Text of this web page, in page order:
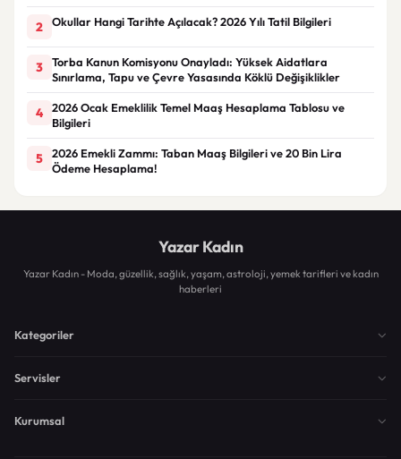
2 Okullar Hangi Tarihte Açılacak? 2026 Yılı Tatil Bilgileri
3
Torba Kanun Komisyonu Onayladı: Yüksek Aidatlara
Sınırlama, Tapu ve Çevre Yasasında Köklü Değişiklikler
4
2026 Ocak Emeklilik Temel Maaş Hesaplama Tablosu ve
Bilgileri
5
2026 Emekli Zammı: Taban Maaş Bilgileri ve 20 Bin Lira
Ödeme Hesaplama!
Yazar Kadın
Yazar Kadın - Moda, güzellik, sağlık, yaşam, astroloji, yemek tarifleri ve kadın
haberleri
Kategoriler
Servisler
Kurumsal